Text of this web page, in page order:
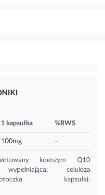
1 kapsułka %RWS
100mg -
koenzym Q10
celuloza
kapsułki: